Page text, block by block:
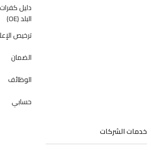
دليل
البلد (OE)
ترخيص
الضمان
الوظائف
حسابي
خدمات الشركات